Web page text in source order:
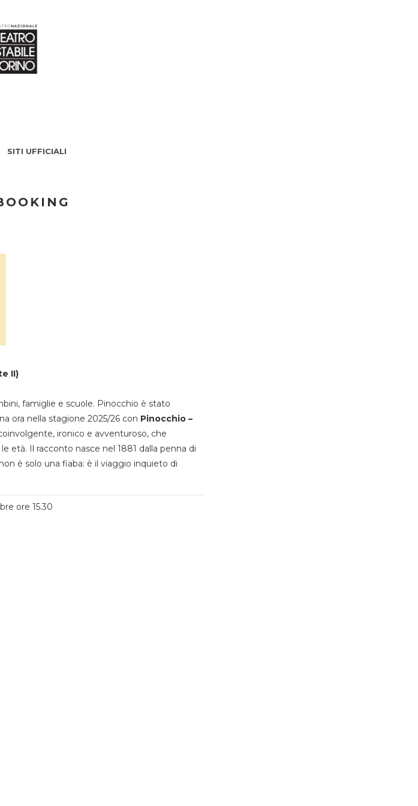
SITI UFFICIALI
II)
famiglie e scuole. Pinocchio è stato
ora nella stagione 2025/26 con Pinocchio –
ironico e avventuroso, che
età. Il racconto nasce nel 1881 dalla penna di
è solo una fiaba: è il viaggio inquieto di
ore 15.30